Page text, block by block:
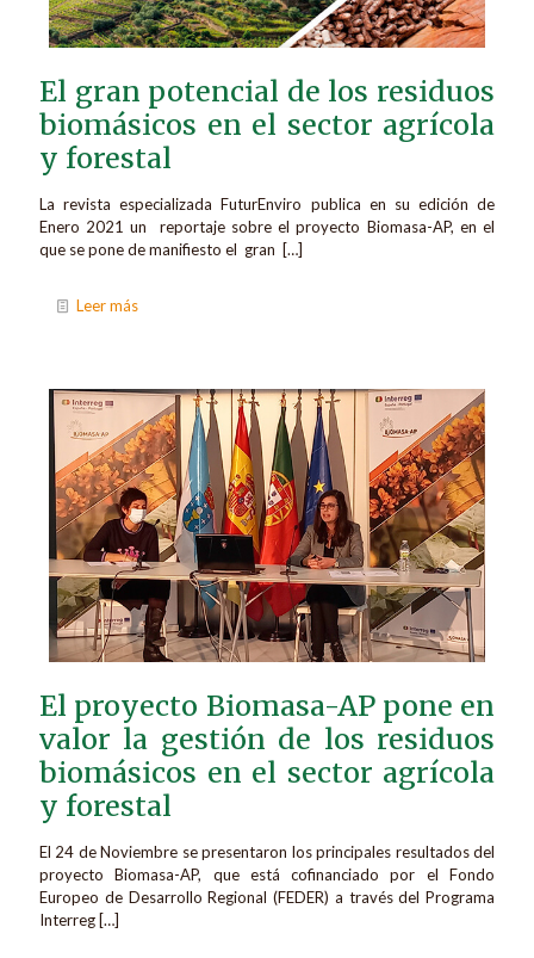
El gran potencial de los residuos
biomásicos en el sector agrícola
y forestal
La revista especializada FuturEnviro publica en su edición de
Enero 2021 un reportaje sobre el proyecto Biomasa-AP, en el
que se pone de manifiesto el gran […]
Leer más
El proyecto Biomasa-AP pone en
valor la gestión de los residuos
biomásicos en el sector agrícola
y forestal
El 24 de Noviembre se presentaron los principales resultados del
proyecto Biomasa-AP, que está cofinanciado por el Fondo
Europeo de Desarrollo Regional (FEDER) a través del Programa
Interreg […]